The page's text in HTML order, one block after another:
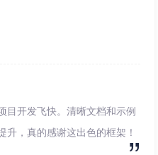
目开发飞快。清晰文档和示例
，真的感谢这出色的框架！